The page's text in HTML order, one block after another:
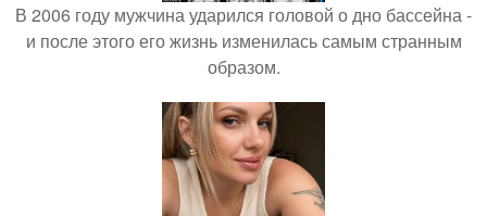
В 2006 году мужчина ударился головой о дно бассейна -
и после этого его жизнь изменилась самым странным
образом.